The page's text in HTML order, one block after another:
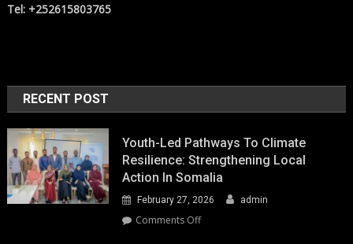
Tel: +252615803765
RECENT POST
Youth-Led Pathways To Climate
Resilience: Strengthening Local
Action In Somalia
February 27, 2026 admin
Comments Offon